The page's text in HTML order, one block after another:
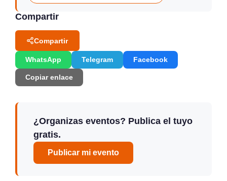
Compartir
Compartir
WhatsApp Telegram Facebook
Copiar enlace
¿Organizas eventos? Publica el tuyo
gratis.
Publicar mi evento